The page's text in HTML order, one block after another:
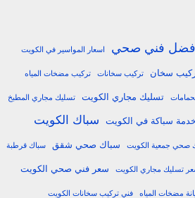
فني صحي اسعار المواسير في الكويت
سخان تركيب سخانات تركيب مضخات المياه
تسليك مجاري الكويت تسليك مجاري المطبخ
خدمة سباكة في الكويت سباك الكويت
صحي جمعية الكويت سباك صحي شقق سباك قرطبة
تسليك مجاري الكويت سعر فني صحي الكويت
مضخات المياه فني تركيب سخانات الكويت